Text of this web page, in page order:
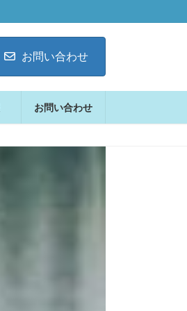
お問い合わせ
お問い合わせ